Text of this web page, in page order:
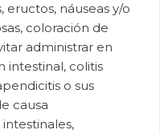
eructos, náuseas y/o
coloración de
administrar en
intestinal, colitis
o sus
causa